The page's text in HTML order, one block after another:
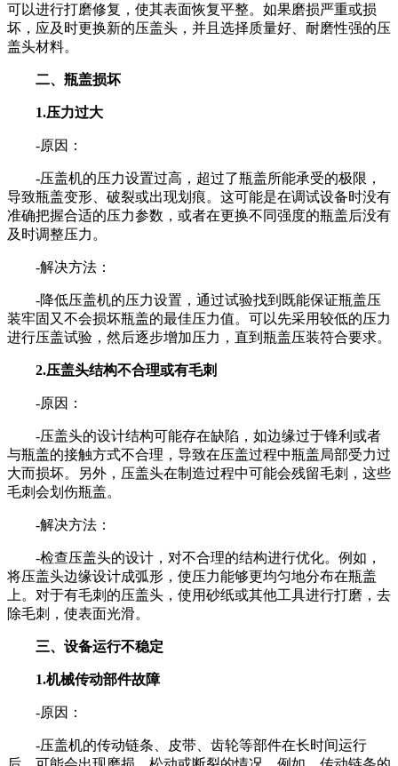
可以进行打磨修复，使其表面恢复平整。如果磨损严重或损
坏，应及时更换新的压盖头，并且选择质量好、耐磨性强的压
盖头材料。
二、瓶盖损坏
1.压力过大
-原因：
-压盖机的压力设置过高，超过了瓶盖所能承受的极限，
导致瓶盖变形、破裂或出现划痕。这可能是在调试设备时没有
准确把握合适的压力参数，或者在更换不同强度的瓶盖后没有
及时调整压力。
-解决方法：
-降低压盖机的压力设置，通过试验找到既能保证瓶盖压
装牢固又不会损坏瓶盖的最佳压力值。可以先采用较低的压力
进行压盖试验，然后逐步增加压力，直到瓶盖压装符合要求。
2.压盖头结构不合理或有毛刺
-原因：
-压盖头的设计结构可能存在缺陷，如边缘过于锋利或者
与瓶盖的接触方式不合理，导致在压盖过程中瓶盖局部受力过
大而损坏。另外，压盖头在制造过程中可能会残留毛刺，这些
毛刺会划伤瓶盖。
-解决方法：
-检查压盖头的设计，对不合理的结构进行优化。例如，
将压盖头边缘设计成弧形，使压力能够更均匀地分布在瓶盖
上。对于有毛刺的压盖头，使用砂纸或其他工具进行打磨，去
除毛刺，使表面光滑。
三、设备运行不稳定
1.机械传动部件故障
-原因：
-压盖机的传动链条、皮带、齿轮等部件在长时间运行